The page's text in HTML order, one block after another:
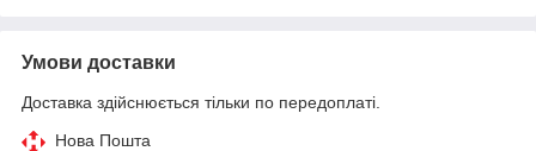
Умови доставки
Доставка здійснюється тільки по передоплаті.
Нова Пошта